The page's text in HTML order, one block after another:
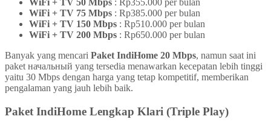
WiFi + TV 50 Mbps : Rp355.000 per bulan
WiFi + TV 75 Mbps : Rp385.000 per bulan
WiFi + TV 150 Mbps : Rp510.000 per bulan
WiFi + TV 200 Mbps : Rp650.000 per bulan
Banyak yang mencari Paket IndiHome 20 Mbps, namun saat ini
paket начальный yang tersedia menawarkan kecepatan lebih tinggi
yaitu 30 Mbps dengan harga yang tetap kompetitif, memberikan
pengalaman yang jauh lebih baik.
Paket IndiHome Lengkap Klari (Triple Play)